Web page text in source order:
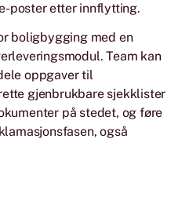
poster etter innflytting.
boligbygging med en
Team kan
oppgaver til
gjenbrukbare sjekklister
på stedet, og føre
også